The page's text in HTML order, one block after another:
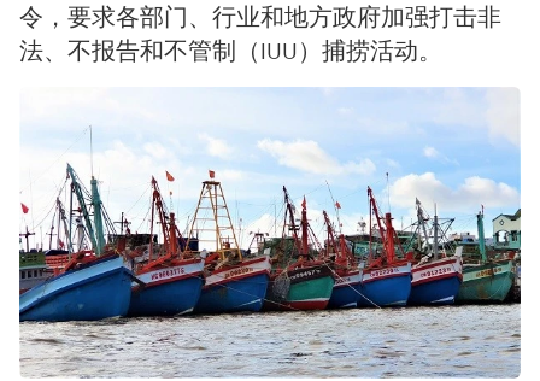
令，要求各部门、行业和地方政府加强打击非
法、不报告和不管制（IUU）捕捞活动。